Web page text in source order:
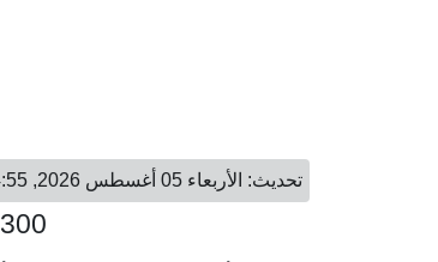
تحديث: الأربعاء 05 أغسطس 2026, 04:55 م ، نيويورك - الأربعاء 05 أغسطس 2026, 10:55 م ، بروكسل
300 دولار أمريكي = 259.89 يورو